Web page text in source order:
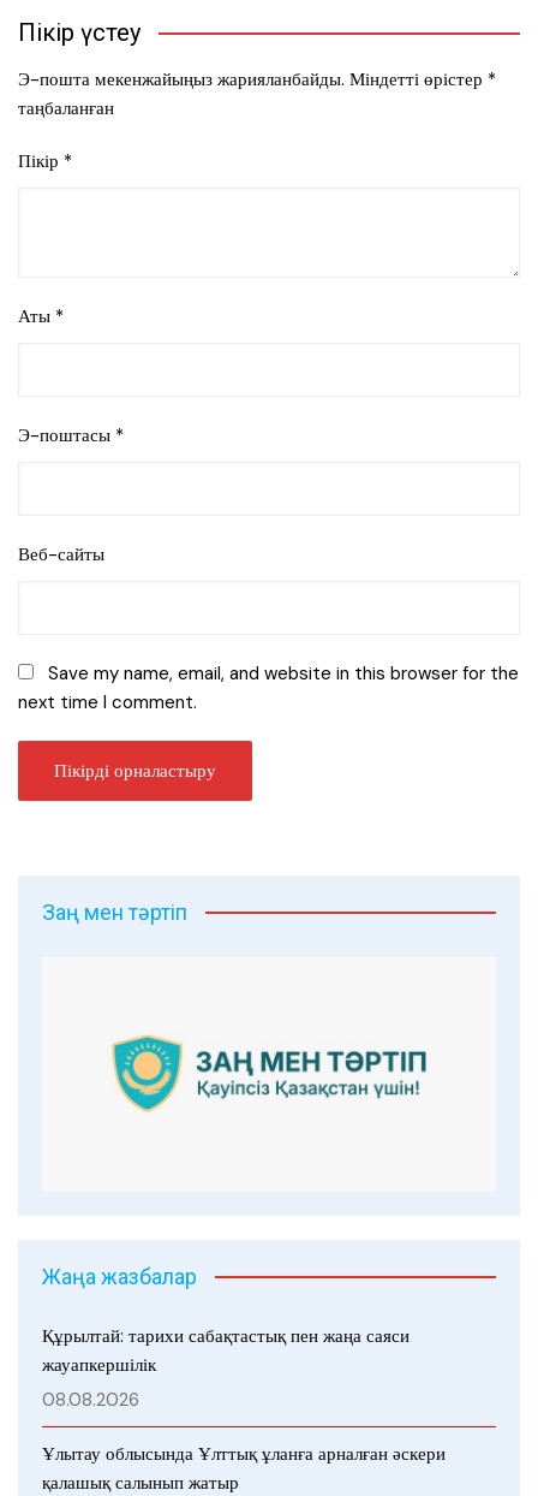
Пікір үстеу
Э-пошта мекенжайыңыз жарияланбайды. Міндетті өрістер *
таңбаланған
Пікір *
Аты *
Э-поштасы *
Веб-сайты
Save my name, email, and website in this browser for the
next time I comment.
Заң мен тәртіп
Жаңа жазбалар
Құрылтай: тарихи сабақтастық пен жаңа саяси
жауапкершілік
08.08.2026
Ұлытау облысында Ұлттық ұланға арналған әскери
қалашық салынып жатыр